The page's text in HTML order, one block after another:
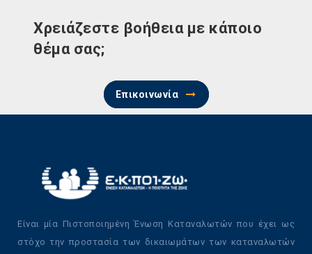
Χρειάζεστε βοήθεια με κάποιο
θέμα σας;
Επικοινωνία
Είναι μία Πιστοποιημένη Ένωση Καταναλωτών που έχει ως
στόχο την προστασία των δικαιωμάτων των καταναλωτών